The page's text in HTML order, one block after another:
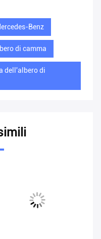
Benz
di camma
dell'albero di